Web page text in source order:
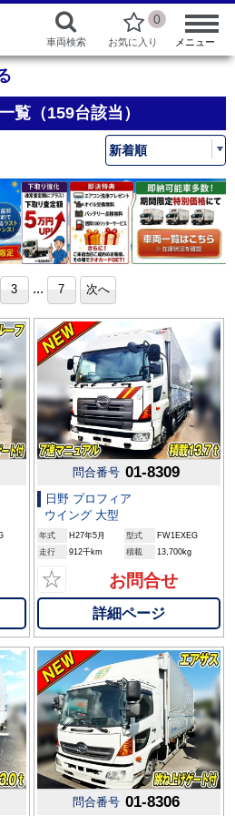
車両検索
0
お気に入り メニュー
覧（159台該当）
3 ... 7 次へ
問合番号 01-8309
日野 プロフィア
ウイング 大型
年式 H27年5月 型式
FW1EXEG
走行
912千km 積載 13,700kg
☆ お問合せ
詳細ページ
問合番号 01-8306